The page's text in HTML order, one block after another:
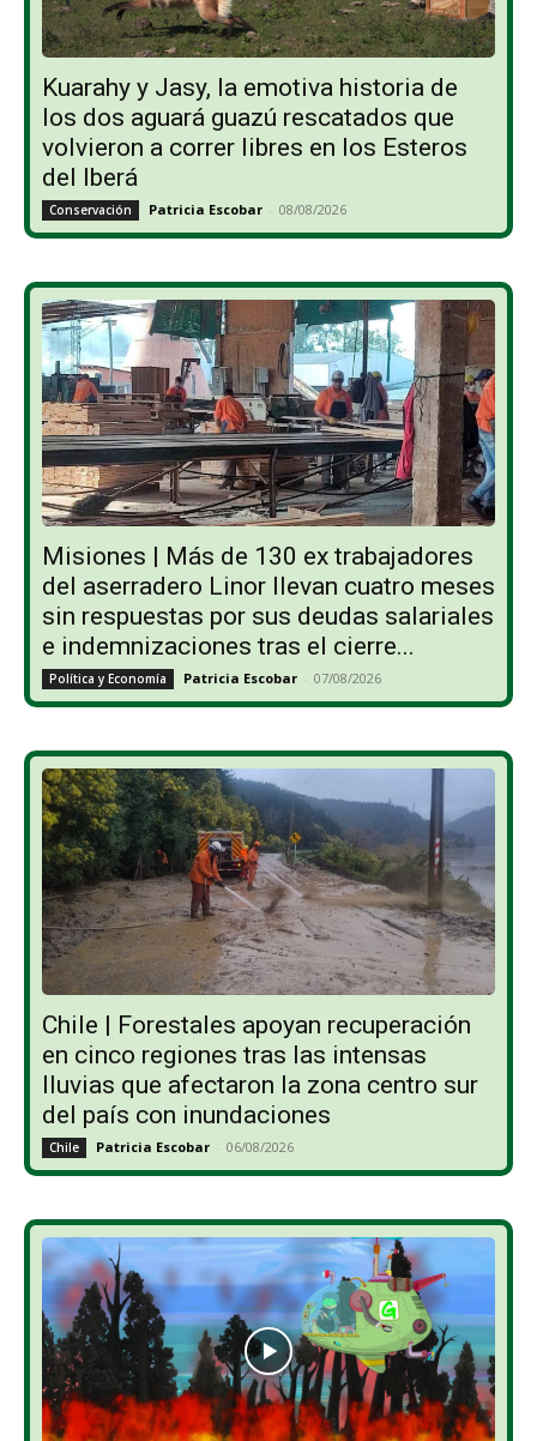
Kuarahy y Jasy, la emotiva historia de
los dos aguará guazú rescatados que
volvieron a correr libres en los Esteros
del Iberá
Conservación Patricia Escobar - 08/08/2026
Misiones | Más de 130 ex trabajadores
del aserradero Linor llevan cuatro meses
sin respuestas por sus deudas salariales
e indemnizaciones tras el cierre...
Política y Economía Patricia Escobar - 07/08/2026
Chile | Forestales apoyan recuperación
en cinco regiones tras las intensas
lluvias que afectaron la zona centro sur
del país con inundaciones
Chile Patricia Escobar - 06/08/2026